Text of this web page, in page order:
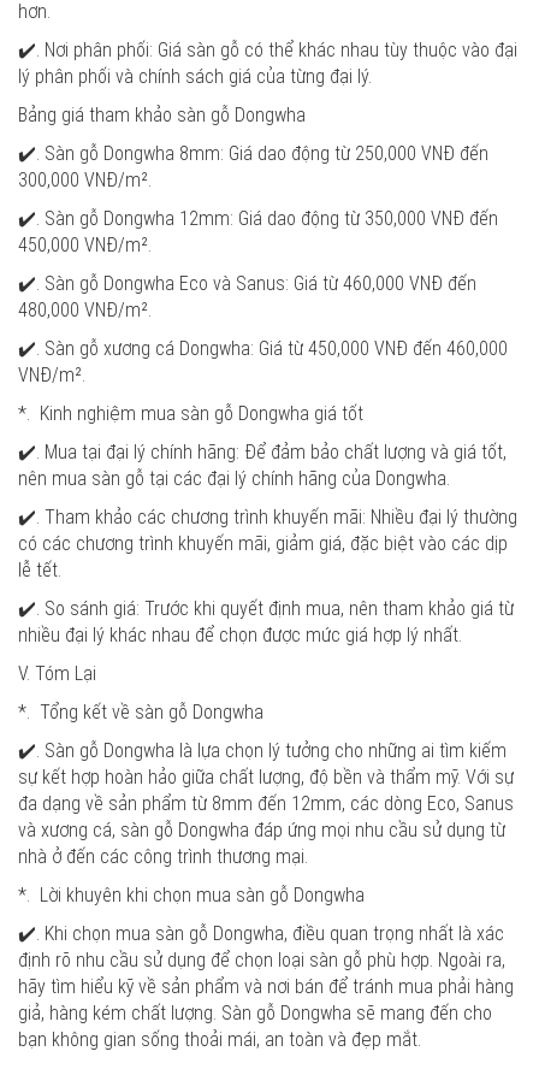
hơn.
✔️. Nơi phân phối: Giá sàn gỗ có thể khác nhau tùy thuộc vào đại
lý phân phối và chính sách giá của từng đại lý.
Bảng giá tham khảo sàn gỗ Dongwha
✔️. Sàn gỗ Dongwha 8mm: Giá dao động từ 250,000 VNĐ đến
300,000 VNĐ/m².
✔️. Sàn gỗ Dongwha 12mm: Giá dao động từ 350,000 VNĐ đến
450,000 VNĐ/m².
✔️. Sàn gỗ Dongwha Eco và Sanus: Giá từ 460,000 VNĐ đến
480,000 VNĐ/m².
✔️. Sàn gỗ xương cá Dongwha: Giá từ 450,000 VNĐ đến 460,000
VNĐ/m².
*. Kinh nghiệm mua sàn gỗ Dongwha giá tốt
✔️. Mua tại đại lý chính hãng: Để đảm bảo chất lượng và giá tốt,
nên mua sàn gỗ tại các đại lý chính hãng của Dongwha.
✔️. Tham khảo các chương trình khuyến mãi: Nhiều đại lý thường
có các chương trình khuyến mãi, giảm giá, đặc biệt vào các dịp
lễ tết.
✔️. So sánh giá: Trước khi quyết định mua, nên tham khảo giá từ
nhiều đại lý khác nhau để chọn được mức giá hợp lý nhất.
V. Tóm Lại
*. Tổng kết về sàn gỗ Dongwha
✔️. Sàn gỗ Dongwha là lựa chọn lý tưởng cho những ai tìm kiếm
sự kết hợp hoàn hảo giữa chất lượng, độ bền và thẩm mỹ. Với sự
đa dạng về sản phẩm từ 8mm đến 12mm, các dòng Eco, Sanus
và xương cá, sàn gỗ Dongwha đáp ứng mọi nhu cầu sử dụng từ
nhà ở đến các công trình thương mại.
*. Lời khuyên khi chọn mua sàn gỗ Dongwha
✔️. Khi chọn mua sàn gỗ Dongwha, điều quan trọng nhất là xác
định rõ nhu cầu sử dụng để chọn loại sàn gỗ phù hợp. Ngoài ra,
hãy tìm hiểu kỹ về sản phẩm và nơi bán để tránh mua phải hàng
giả, hàng kém chất lượng. Sàn gỗ Dongwha sẽ mang đến cho
bạn không gian sống thoải mái, an toàn và đẹp mắt.